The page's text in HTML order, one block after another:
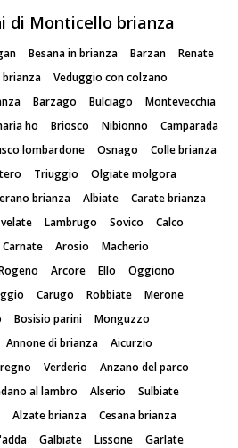
di Monticello brianza
Besana in brianza Barzan
Renate
brianza
Veduggio con colzano
Barzago Bulciago
Montevecchia
ho Briosco Nibionno
Camparada
lombardone Osnago
Colle brianza
Triuggio
Olgiate molgora
brianza Albiate
Carate brianza
Lambrugo Sovico
Calco
Carnate Arosio
Macherio
Arcore Ello
Oggiono
Carugo Robbiate
Merone
Bosisio parini
Monguzzo
Annone di brianza
Aicurzio
Verderio
Anzano del parco
al lambro Alserio
Sulbiate
Alzate brianza
Cesana brianza
Galbiate Lissone
Garlate